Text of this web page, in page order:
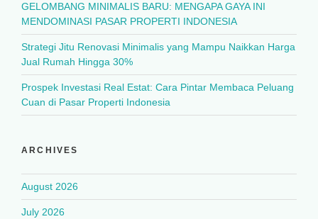
GELOMBANG MINIMALIS BARU: MENGAPA GAYA INI
MENDOMINASI PASAR PROPERTI INDONESIA
Strategi Jitu Renovasi Minimalis yang Mampu Naikkan Harga
Jual Rumah Hingga 30%
Prospek Investasi Real Estat: Cara Pintar Membaca Peluang
Cuan di Pasar Properti Indonesia
ARCHIVES
August 2026
July 2026